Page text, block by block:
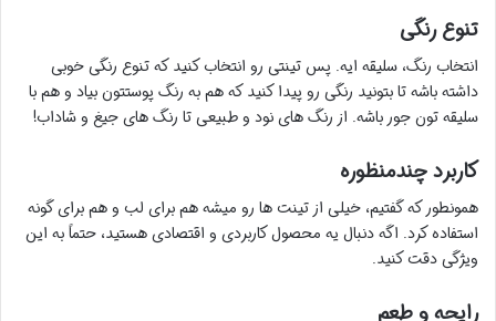
تنوع رنگی
انتخاب رنگ، سلیقه ایه. پس تینتی رو انتخاب کنید که تنوع رنگی خوبی
داشته باشه تا بتونید رنگی رو پیدا کنید که هم به رنگ پوستتون بیاد و هم با
سلیقه تون جور باشه. از رنگ های نود و طبیعی تا رنگ های جیغ و شاداب!
کاربرد چندمنظوره
همونطور که گفتیم، خیلی از تینت ها رو میشه هم برای لب و هم برای گونه
استفاده کرد. اگه دنبال یه محصول کاربردی و اقتصادی هستید، حتماً به این
ویژگی دقت کنید.
رایحه و طعم